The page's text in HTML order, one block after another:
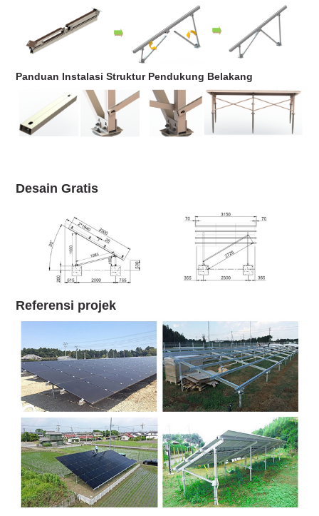
Panduan Instalasi Struktur Pendukung Belakang
Desain Gratis
Referensi projek